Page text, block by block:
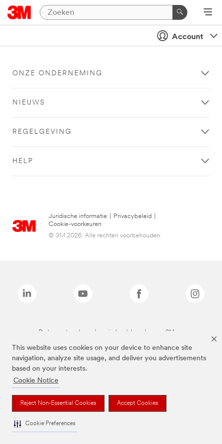
This website uses cookies on your device to enhance site
navigation, analyze site usage, and deliver you advertisements
based on your interests.
Cookie Notice
Reject Non-Essential Cookies Accept Cookies
Cookie Preferences
Account
ONZE ONDERNEMING
NIEUWS
REGELGEVING
HELP
Juridische informatie Privacybeleid
Cookie-voorkeuren
© 3M 2026. Alle rechten voorbehouden.
De bovenstaande merken zijn handelsmerken van 3M.we